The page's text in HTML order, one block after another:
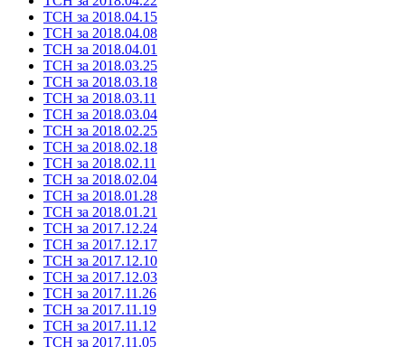
ТСН за 2018.04.15
ТСН за 2018.04.08
ТСН за 2018.04.01
ТСН за 2018.03.25
ТСН за 2018.03.18
ТСН за 2018.03.11
ТСН за 2018.03.04
ТСН за 2018.02.25
ТСН за 2018.02.18
ТСН за 2018.02.11
ТСН за 2018.02.04
ТСН за 2018.01.28
ТСН за 2018.01.21
ТСН за 2017.12.24
ТСН за 2017.12.17
ТСН за 2017.12.10
ТСН за 2017.12.03
ТСН за 2017.11.26
ТСН за 2017.11.19
ТСН за 2017.11.12
ТСН за 2017.11.05